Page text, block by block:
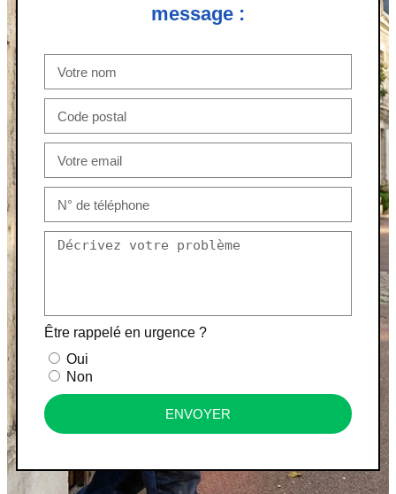
message :
Être rappelé en urgence ?
Oui
Non
ENVOYER